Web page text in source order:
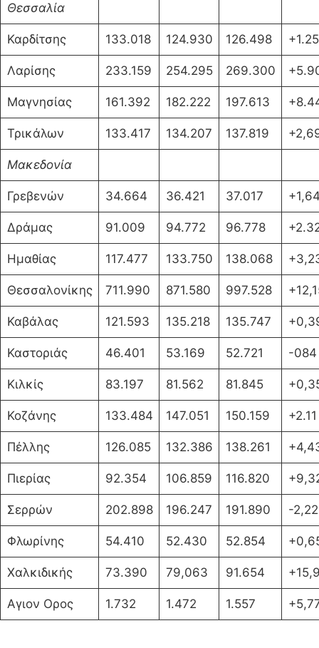
Θεσσαλία
Καρδίτσης 133.018 124.930 126.498 +1.25
Λαρίσης 233.159 254.295 269.300
Μαγνησίας 161.392 182.222 197.613
Τρικάλων 133.417 134.207 137.819
Μακεδονία
Γρεβενών 34.664 36.421 37.017
Δράμας 91.009 94.772 96.778
Ημαθίας 117.477 133.750 138.068
Θεσσαλονίκης 711.990 871.580 997.528
Καβάλας 121.593 135.218 135.747
Καστοριάς 46.401 53.169 52.721 -084
Κιλκίς 83.197 81.562 81.845
Κοζάνης 133.484 147.051 150.159 +2.11
Πέλλης 126.085 132.386 138.261
Πιερίας 92.354 106.859 116.820
Σερρών 202.898 196.247 191.890 -2,22
Φλωρίνης 54.410 52.430 52.854
Χαλκιδικής 73.390 79,063 91.654
Αγιον Ορος 1.732 1.472 1.557